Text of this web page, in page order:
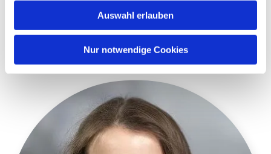
Auswahl erlauben
Nur notwendige Cookies
E-Mail